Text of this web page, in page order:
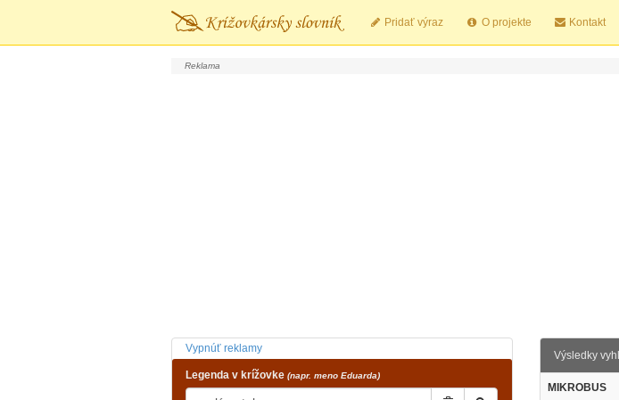
Pridať výraz O projekte Kontakt
Vypnúť reklamy
Legenda v krížovke (napr. meno Eduarda)
Výsledky
MIKROBUS